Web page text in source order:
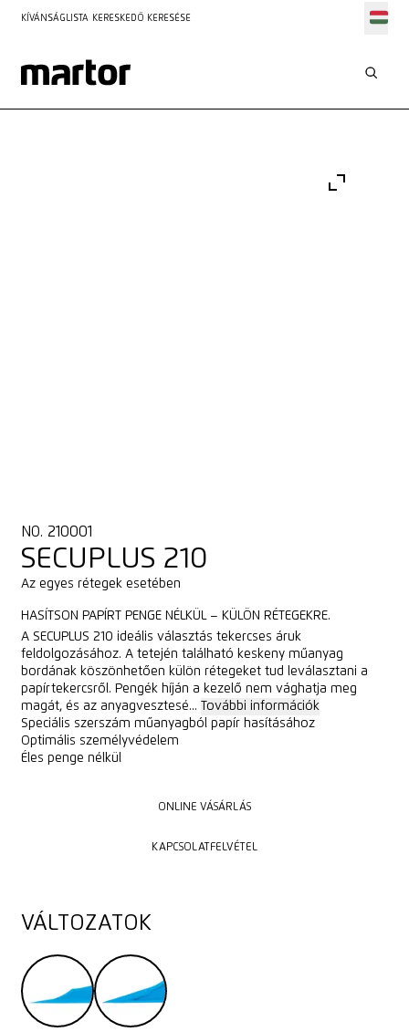
KÍVÁNSÁGLISTA KERESKEDŐ KERESÉSE
NO. 210001
SECUPLUS 210
Az egyes rétegek esetében
HASÍTSON PAPÍRT PENGE NÉLKÜL – KÜLÖN RÉTEGEKRE.
A SECUPLUS 210 ideális választás tekercses áruk
feldolgozásához. A tetején található keskeny műanyag
bordának köszönhetően külön rétegeket tud leválasztani a
papírtekercsről. Pengék híján a kezelő nem vághatja meg
magát, és az anyagvesztesé...
További információk
Speciális szerszám műanyagból papír hasításához
Optimális személyvédelem
Éles penge nélkül
ONLINE VÁSÁRLÁS
KAPCSOLATFELVÉTEL
VÁLTOZATOK